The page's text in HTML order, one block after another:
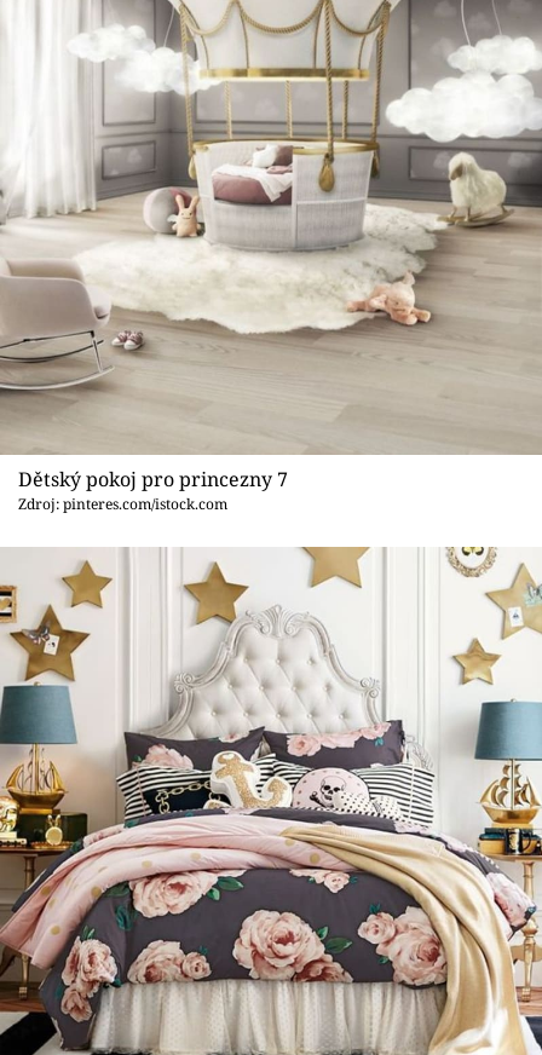
Dětský pokoj pro princezny 7
Zdroj: pinteres.com/istock.com